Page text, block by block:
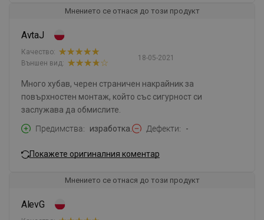
Мнението се отнася до този продукт
AvtaJ
18-05-2021
Качество:
Външен вид:
Много хубав, черен страничен накрайник за
повърхностен монтаж, който със сигурност си
заслужава да обмислите.
Предимства
изработка. Дефекти -
Покажете оригиналния коментар
Мнението се отнася до този продукт
AlevG